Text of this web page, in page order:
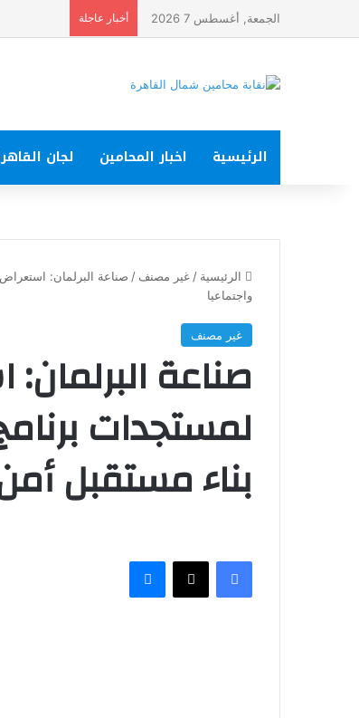
الجمعة, أغسطس 7 2026 أخبار عاجلة
الرئيسية اخبار المحامين لجان
الرئيسية / غير مصنف / صناعة البرلمان:
واجتماعيا
غير مصنف
صناعة
لمستجدات
بناء مستقبل
فيسبوك ‫X ماسنجر